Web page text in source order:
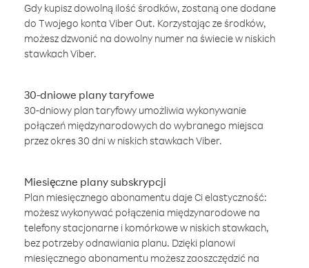
Gdy kupisz dowolną ilość środków, zostaną one dodane
do Twojego konta Viber Out. Korzystając ze środków,
możesz dzwonić na dowolny numer na świecie w niskich
stawkach Viber.
30-dniowe plany taryfowe
30-dniowy plan taryfowy umożliwia wykonywanie
połączeń międzynarodowych do wybranego miejsca
przez okres 30 dni w niskich stawkach Viber.
Miesięczne plany subskrypcji
Plan miesięcznego abonamentu daje Ci elastyczność:
możesz wykonywać połączenia międzynarodowe na
telefony stacjonarne i komórkowe w niskich stawkach,
bez potrzeby odnawiania planu. Dzięki planowi
miesięcznego abonamentu możesz zaoszczędzić na